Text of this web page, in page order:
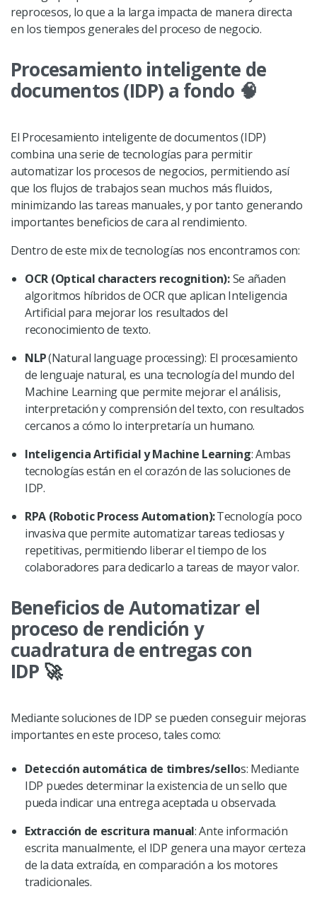
reprocesos, lo que a la larga impacta de manera directa
en los tiempos generales del proceso de negocio.
Procesamiento inteligente de
documentos (IDP) a fondo 🧠
El Procesamiento inteligente de documentos (IDP)
combina una serie de tecnologías para permitir
automatizar los procesos de negocios, permitiendo así
que los flujos de trabajos sean muchos más fluidos,
minimizando las tareas manuales, y por tanto generando
importantes beneficios de cara al rendimiento.
Dentro de este mix de tecnologías nos encontramos con:
OCR (Optical characters recognition):Se añaden
algoritmos híbridos de OCR que aplican Inteligencia
Artificial para mejorar los resultados del
reconocimiento de texto.
NLP(Natural language processing): El procesamiento
de lenguaje natural, es una tecnología del mundo del
Machine Learning que permite mejorar el análisis,
interpretación y comprensión del texto, con resultados
cercanos a cómo lo interpretaría un humano.
Inteligencia Artificial y Machine Learning: Ambas
tecnologías están en el corazón de las soluciones de
IDP.
RPA (Robotic Process Automation):Tecnología poco
invasiva que permite automatizar tareas tediosas y
repetitivas, permitiendo liberar el tiempo de los
colaboradores para dedicarlo a tareas de mayor valor.
Beneficios de Automatizar el
proceso de rendición y
cuadratura de entregas con
IDP 🚀
Mediante soluciones de IDP se pueden conseguir mejoras
importantes en este proceso, tales como:
Detección automática de timbres/sellos: Mediante
IDP puedes determinar la existencia de un sello que
pueda indicar una entrega aceptada u observada.
Extracción de escritura manual: Ante información
escrita manualmente, el IDP genera una mayor certeza
de la data extraída, en comparación a los motores
tradicionales.